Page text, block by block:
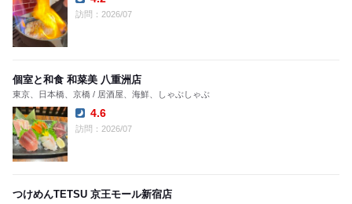
Dinner:
訪問：2026/07
個室と和食 和菜美 八重洲店
東京、日本橋、京橋 / 居酒屋、海鮮、しゃぶしゃぶ
Dinner:
4.6
訪問：2026/07
つけめんTETSU 京王モール新宿店